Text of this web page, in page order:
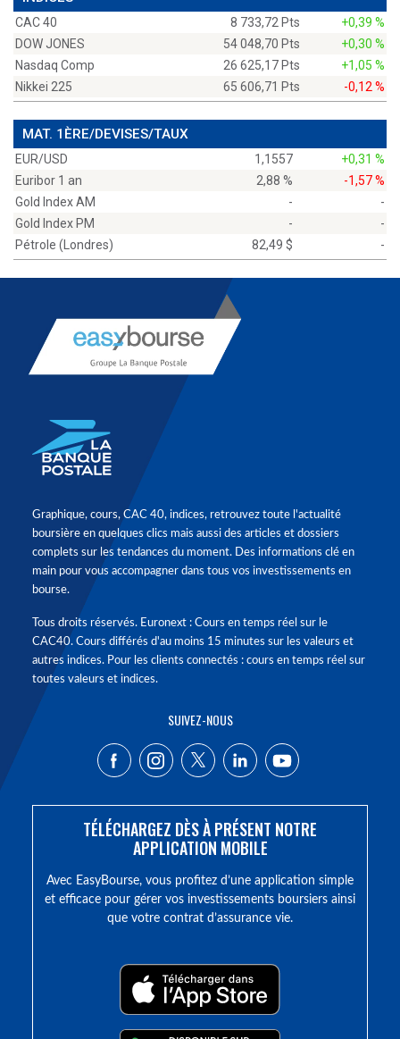
CAC 40 8 733,72 Pts
+0,39 %
DOW JONES
54 048,70 Pts
+0,30 %
Nasdaq Comp
26 625,17 Pts
+1,05 %
Nikkei 225
65 606,71 Pts -0,12 %
MAT. 1ÈRE/DEVISES/TAUX
EUR/USD 1,1557
+0,31 %
Euribor 1 an
2,88 %
-1,57 %
Gold Index AM
-
-
Gold Index PM
-
-
Pétrole (Londres)
82,49 $ -
Graphique, cours, CAC 40, indices, retrouvez toute l'actualité
boursière en quelques clics mais aussi des articles et dossiers
complets sur les tendances du moment. Des informations clé en
main pour vous accompagner dans tous vos investissements en
bourse.
Tous droits réservés. Euronext : Cours en temps réel sur le
CAC40. Cours différés d'au moins 15 minutes sur les valeurs et
autres indices. Pour les clients connectés : cours en temps réel sur
toutes valeurs et indices.
SUIVEZ-NOUS
TÉLÉCHARGEZ DÈS À PRÉSENT NOTRE
APPLICATION MOBILE
Avec EasyBourse, vous profitez d’une application simple
et efficace pour gérer vos investissements boursiers ainsi
que votre contrat d’assurance vie.